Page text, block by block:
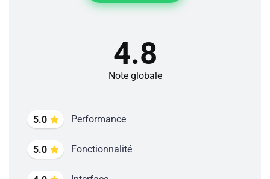
5.0 Performance
5.0 Fonctionnalité
4.8
Note globale